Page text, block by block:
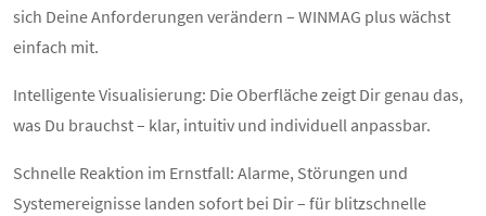
sich Deine Anforderungen verändern – WINMAG plus wächst
einfach mit.
Intelligente Visualisierung: Die Oberfläche zeigt Dir genau das,
was Du brauchst – klar, intuitiv und individuell anpassbar.
Schnelle Reaktion im Ernstfall: Alarme, Störungen und
Systemereignisse landen sofort bei Dir – für blitzschnelle